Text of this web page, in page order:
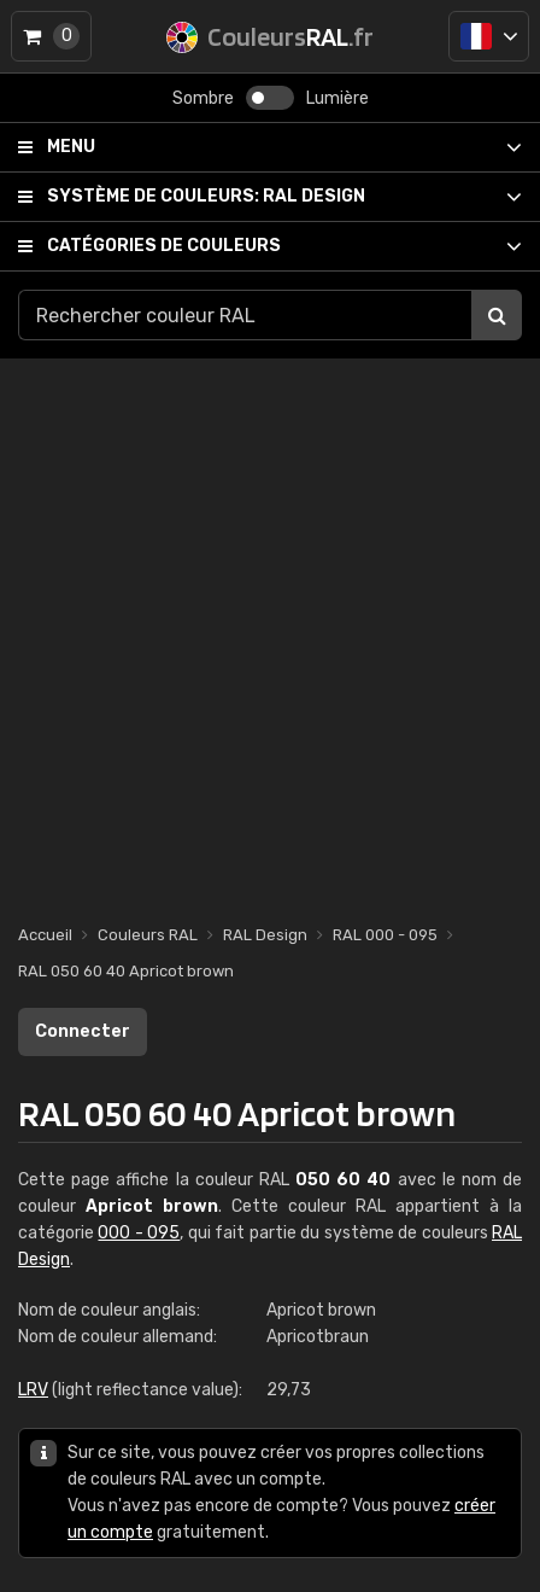
CouleursRAL.fr
Sombre Lumière
MENU
SYSTÈME DE COULEURS: RAL DESIGN
CATÉGORIES DE COULEURS
0
Accueil Couleurs RAL RAL Design
RAL 000 - 095
RAL 050 60 40 Apricot brown
Connecter
RAL 050 60 40 Apricot brown
Cette page affiche la couleur RAL 050 60 40 avec le nom de
couleur Apricot brown. Cette couleur RAL appartient à la
catégorie000 - 095, qui fait partie du système de couleurs RAL
Design.
Nom de couleur anglais:
Apricot brown
Nom de couleur allemand:
Apricotbraun
LRV(light reflectance value): 29,73
Sur ce site, vous pouvez créer vos propres collections
de couleurs RAL avec un compte.
Vous n'avez pas encore de compte? Vous pouvez créer
un compte gratuitement.